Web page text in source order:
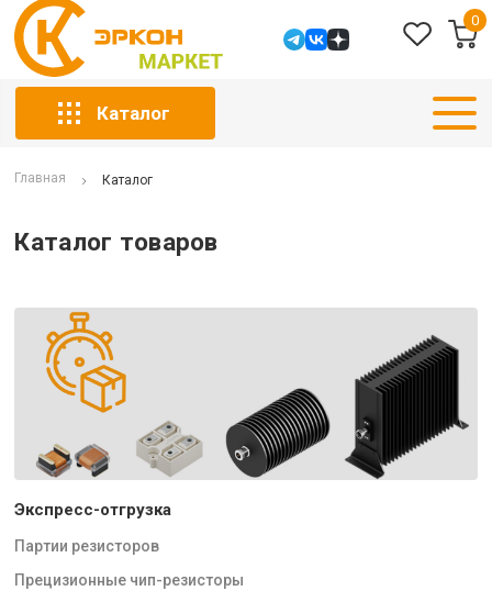
0
Каталог
Главная Каталог
Каталог товаров
Экспресс-отгрузка
Партии резисторов
Прецизионные чип-резисторы